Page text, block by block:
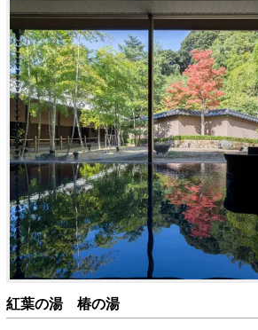
紅葉の湯 椿の湯